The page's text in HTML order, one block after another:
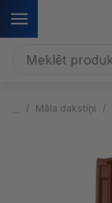
Māla dakstiņi